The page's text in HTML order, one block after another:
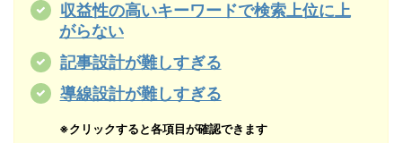
収益性の高いキーワードで検索上位に上
がらない
記事設計が難しすぎる
導線設計が難しすぎる
※クリックすると各項目が確認できます